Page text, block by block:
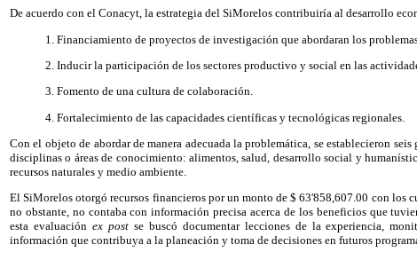
De acuerdo con el Conacyt, la estrategia del SiMorelos contribuiría al desarrollo
1. Financiamiento de proyectos de investigación que abordaran los
2. Inducir la participación de los sectores productivo y social en las
3. Fomento de una cultura de colaboración.
4. Fortalecimiento de las capacidades científicas y tecnológicas regionales.
Con el objeto de abordar de manera adecuada la problemática, se establecieron
disciplinas o áreas de conocimiento: alimentos, salud, desarrollo social y
recursos naturales y medio ambiente.
El SiMorelos otorgó recursos financieros por un monto de $ 63'858,607.00 con los
no obstante, no contaba con información precisa acerca de los beneficios que
esta evaluación ex post se buscó documentar lecciones de la experiencia,
información que contribuya a la planeación y toma de decisiones en futuros